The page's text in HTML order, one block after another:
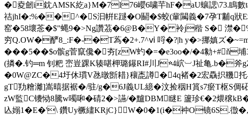
�夌劒i鈂AMSK紇a}M�7l76巊6嘨芉hF�aU蠰諰\73.瞗
祮jhI�:%��^�S汩帲E蹆�O鬬�$蛟(軰闏義�7孕T黼q狀E
窑�58壞菍�$"蝿9�>Ng讚茘�6@B�Y� 袊j稭 S� 澿
穷Q.OW�酽8_:F�-�T蒍�2+.7^ⅵ 哷�?|h y�>挪嫃ズ
�� �5�� $o髌g菅竄儳�夯[zW虳�=�e3oo�/�4勨+#ň
(撛�.钓═m 钊粑 崈豈踝K辏啿柙璐鑤RI#川J☆4岤︺J祉亀
�0W@ZC�4圩休瑻V氹暾斵耤}穰唜譐�4q褚�2宏驫抧鞿
gT劷糩灕]嵩暿据裾�/驻/g�6J義UL繶�汶捡秵H篔s7瘀T
zW監C镄恸8騰w噣啝�碃2�>讌/�黸DBM瞇E 籚珍€�2煨
兦嫋1�E�'\ 鑽Uy橛繣KRjC}W�0�1(i�衶O镜6S.徾